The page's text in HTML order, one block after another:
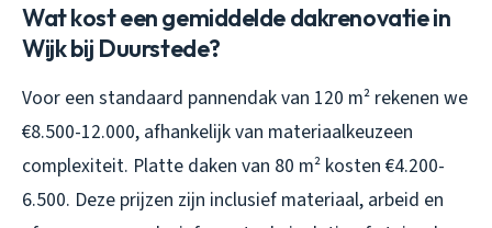
Wat kost een gemiddelde dakrenovatie in
Wijk bij Duurstede?
Voor een standaard pannendak van 120 m² rekenen we
€8.500-12.000, afhankelijk van materiaalkeuzeen
complexiteit. Platte daken van 80 m² kosten €4.200-
6.500. Deze prijzen zijn inclusief materiaal, arbeid en